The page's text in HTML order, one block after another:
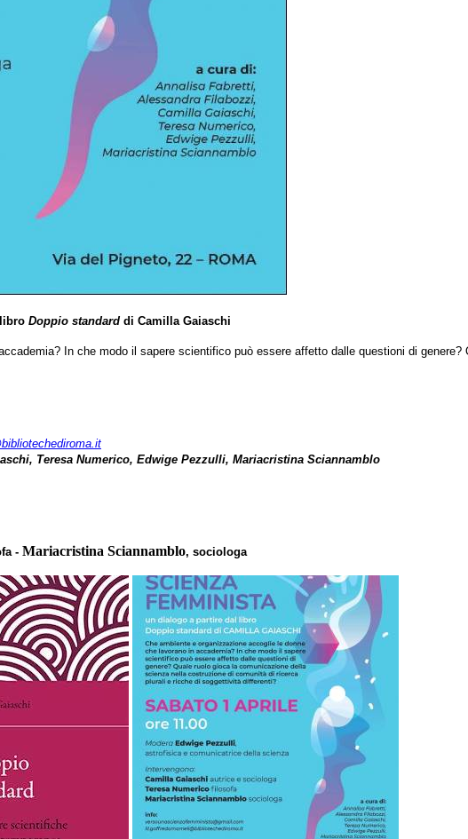
Doppio standard di Camilla Gaiaschi
In che modo il sapere scientifico può essere affetto dalle questioni di
Teresa Numerico, Edwige Pezzulli, Mariacristina Sciannamblo
- Mariacristina Sciannamblo, sociologa